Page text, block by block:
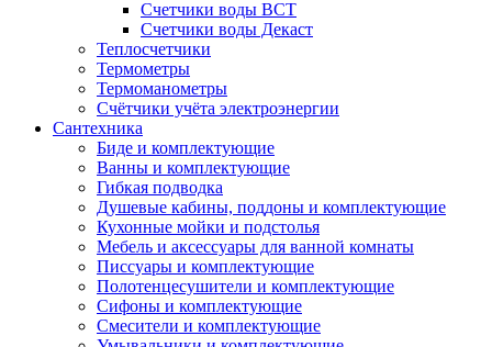
Счетчики воды ВСТ
Счетчики воды Декаст
Теплосчетчики
Термометры
Термоманометры
Счётчики учёта электроэнергии
Сантехника
Биде и комплектующие
Ванны и комплектующие
Гибкая подводка
Душевые кабины, поддоны и комплектующие
Кухонные мойки и подстолья
Мебель и аксессуары для ванной комнаты
Писсуары и комплектующие
Полотенцесушители и комплектующие
Сифоны и комплектующие
Смесители и комплектующие